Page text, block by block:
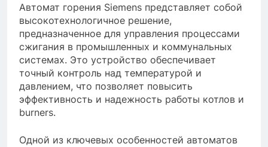
Автомат горения Siemens представляет собой
высокотехнологичное решение,
предназначенное для управления процессами
сжигания в промышленных и коммунальных
системах. Это устройство обеспечивает
точный контроль над температурой и
давлением, что позволяет повысить
эффективность и надежность работы котлов и
burners.
Одной из ключевых особенностей автоматов